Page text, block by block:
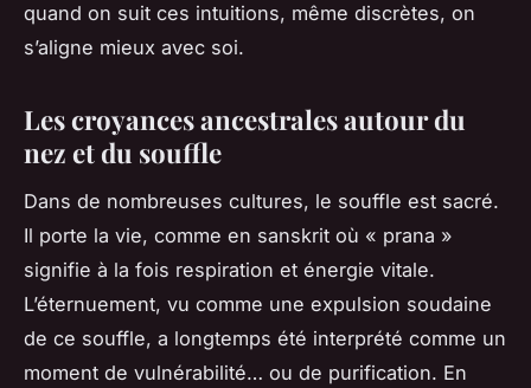
quand on suit ces intuitions, même discrètes, on
s’aligne mieux avec soi.
Les croyances ancestrales autour du
nez et du souffle
Dans de nombreuses cultures, le souffle est sacré.
Il porte la vie, comme en sanskrit où « prana »
signifie à la fois respiration et énergie vitale.
L’éternuement, vu comme une expulsion soudaine
de ce souffle, a longtemps été interprété comme un
moment de vulnérabilité… ou de purification. En